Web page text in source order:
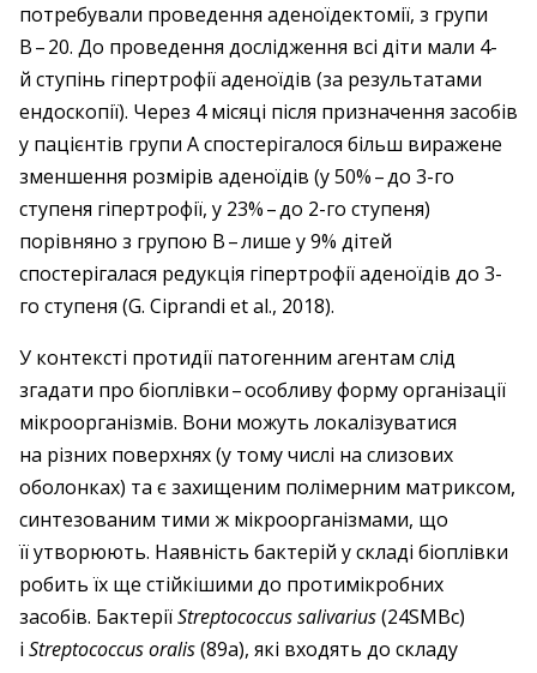
потребували проведення аденоїдектомії, з групи
В – ​20. До проведення дослідження всі діти мали 4-
й ступінь гіпертрофії аденоїдів (за результатами
ендоскопії). Через 4 місяці після призначення засобів
у пацієнтів групи А спостерігалося більш виражене
зменшення розмірів аденоїдів (у 50% – ​до 3-го
ступеня гіпертрофії, у 23% – ​до 2-го ступеня)
порівняно з групою В – ​лише у 9% дітей
спостерігалася редукція гіпертрофії аденоїдів до 3-
го ступеня (G. Ciprandi et al., 2018).
У контексті протидії патогенним агентам слід
згадати про біоплівки – ​особливу форму організації
мікроорганізмів. Вони можуть локалізуватися
на різних поверхнях (у тому числі на слизових
оболонках) та є захищеним полімерним матриксом,
синтезованим тими ж мікроорганізмами, що
її утворюють. Наявність бактерій у складі біоплівки
робить їх ще стійкішими до протимікробних
засобів. БактеріїStreptococcus salivarius(24SMBc)
i Streptococcus oralis(89a), які входять до складу